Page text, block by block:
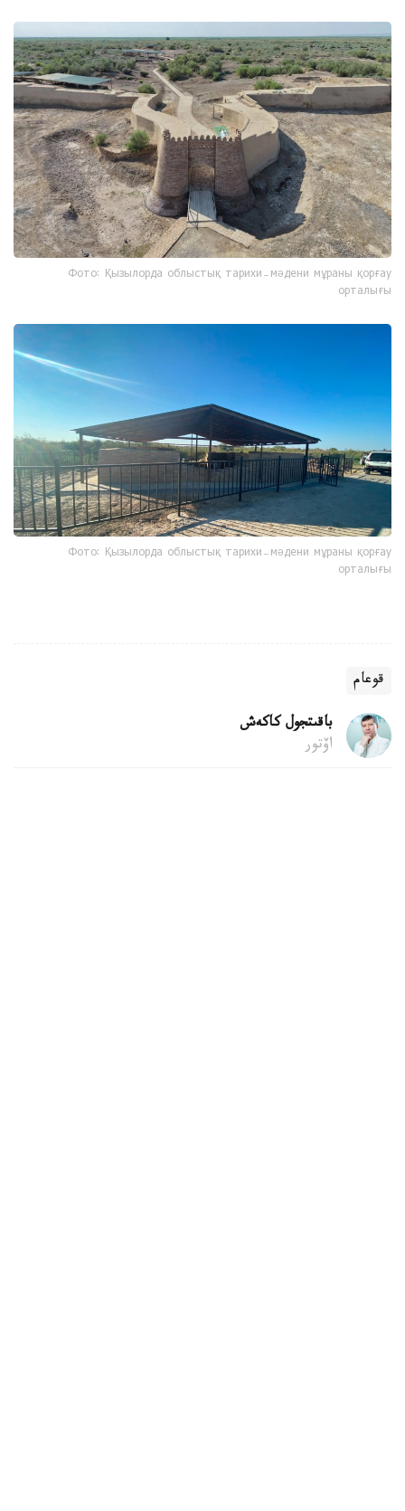
Фото: Қызылорда облыстық тарихи-мәдени мұраны қорғау
орталығы
Фото: Қызылорда облыстық тарихи-мәдени мұраны қорғау
орталығы
قوعام
باقىتجول كاكەش
اۆتور